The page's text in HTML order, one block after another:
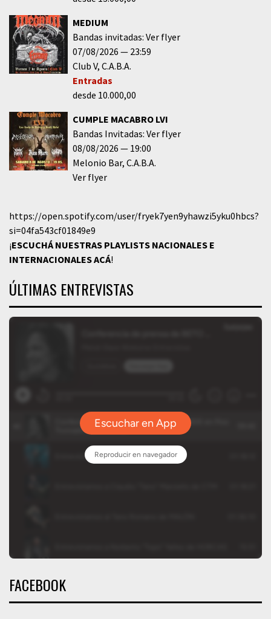
MEDIUM
Bandas invitadas: Ver flyer
07/08/2026
23:59
Club V C.A.B.A.
Entradas
desde 10.000,00
CUMPLE MACABRO LVI
Bandas Invitadas: Ver flyer
08/08/2026
19:00
Melonio Bar C.A.B.A.
Ver flyer
https://open.spotify.com/user/fryek7yen9yhawzi5yku0hbcs?
si=04fa543cf01849e9
¡ESCUCHÁ NUESTRAS PLAYLISTS NACIONALES E
INTERNACIONALESACÁ!
ÚLTIMAS ENTREVISTAS
FACEBOOK